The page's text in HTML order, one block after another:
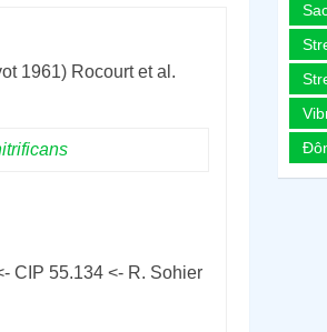
1961) Rocourt et al.
CIP 55.134 <- R. Sohier